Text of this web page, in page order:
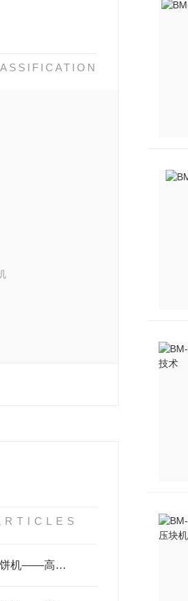
恩派特大型铜屑压饼机——高产能、低能耗，重塑铜屑处理新格局！